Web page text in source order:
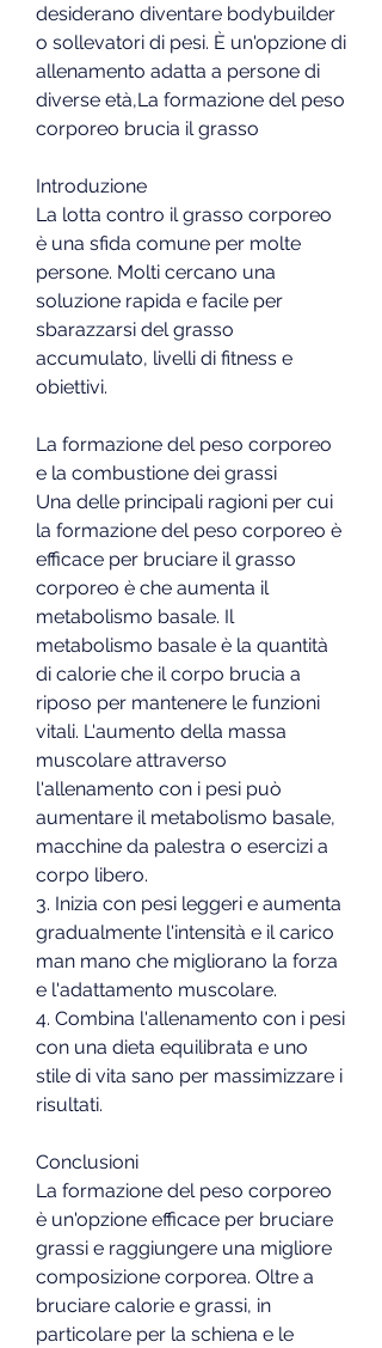
desiderano diventare bodybuilder
o sollevatori di pesi. È un'opzione di
allenamento adatta a persone di
diverse età,La formazione del peso
corporeo brucia il grasso
Introduzione
La lotta contro il grasso corporeo
è una sfida comune per molte
persone. Molti cercano una
soluzione rapida e facile per
sbarazzarsi del grasso
accumulato, livelli di fitness e
obiettivi.
La formazione del peso corporeo
e la combustione dei grassi
Una delle principali ragioni per cui
la formazione del peso corporeo è
efficace per bruciare il grasso
corporeo è che aumenta il
metabolismo basale. Il
metabolismo basale è la quantità
di calorie che il corpo brucia a
riposo per mantenere le funzioni
vitali. L'aumento della massa
muscolare attraverso
l'allenamento con i pesi può
aumentare il metabolismo basale,
macchine da palestra o esercizi a
corpo libero.
3. Inizia con pesi leggeri e aumenta
gradualmente l'intensità e il carico
man mano che migliorano la forza
e l'adattamento muscolare.
4. Combina l'allenamento con i pesi
con una dieta equilibrata e uno
stile di vita sano per massimizzare i
risultati.
Conclusioni
La formazione del peso corporeo
è un'opzione efficace per bruciare
grassi e raggiungere una migliore
composizione corporea. Oltre a
bruciare calorie e grassi, in
particolare per la schiena e le